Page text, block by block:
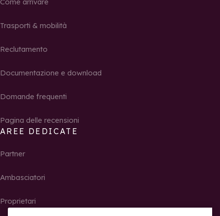
Come arrivare
Trasporti & mobilità
Reclutamento
Documentazione e download
Domande frequenti
Pagina delle recensioni
AREE DEDICATE
Partner
Ambasciatori
Proprietari